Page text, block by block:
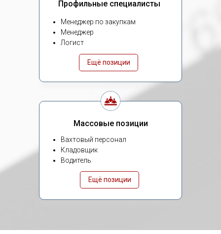
Профильные специалисты
Менеджер по закупкам
Менеджер
Логист
Ещё позиции
Массовые позиции
Вахтовый персонал
Кладовщик
Водитель
Ещё позиции